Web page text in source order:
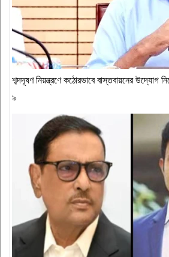
শব্দদূষণ নিয়ন্ত্রণে কঠোরভাবে বাস্তবায়নের উদ্যোগ
৯